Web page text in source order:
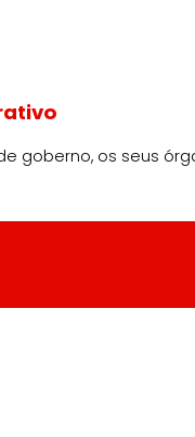
goberno, os seus